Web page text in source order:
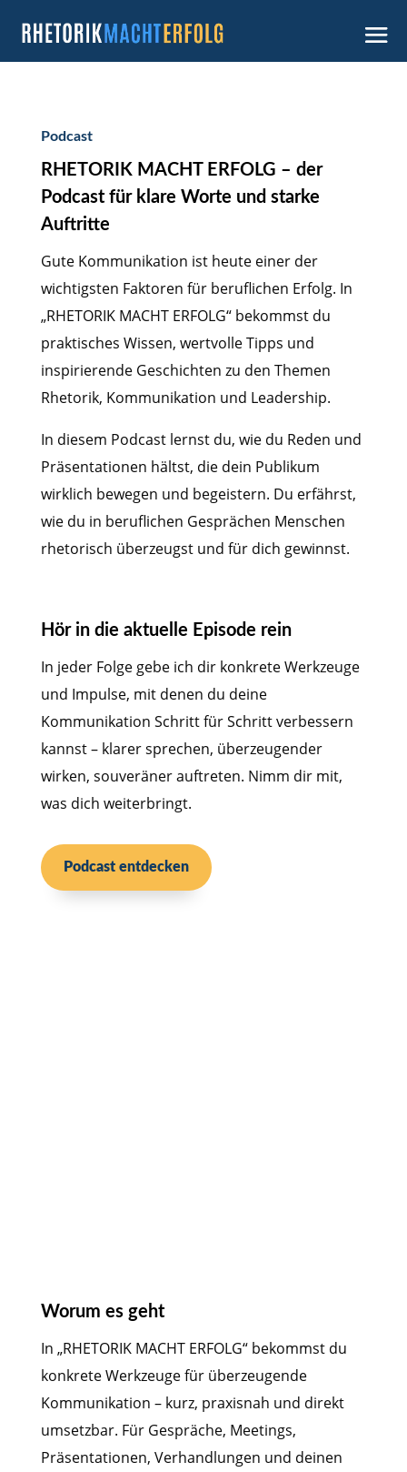
Podcast
RHETORIK MACHT ERFOLG – der
Podcast für klare Worte und starke
Auftritte
Gute Kommunikation ist heute einer der
wichtigsten Faktoren für beruflichen Erfolg. In
„RHETORIK MACHT ERFOLG“ bekommst du
praktisches Wissen, wertvolle Tipps und
inspirierende Geschichten zu den Themen
Rhetorik, Kommunikation und Leadership.
In diesem Podcast lernst du, wie du Reden und
Präsentationen hältst, die dein Publikum
wirklich bewegen und begeistern. Du erfährst,
wie du in beruflichen Gesprächen Menschen
rhetorisch überzeugst und für dich gewinnst.
Hör in die aktuelle Episode rein
In jeder Folge gebe ich dir konkrete Werkzeuge
und Impulse, mit denen du deine
Kommunikation Schritt für Schritt verbessern
kannst – klarer sprechen, überzeugender
wirken, souveräner auftreten. Nimm dir mit,
was dich weiterbringt.
Podcast entdecken
Worum es geht
In „RHETORIK MACHT ERFOLG“ bekommst du
konkrete Werkzeuge für überzeugende
Kommunikation – kurz, praxisnah und direkt
umsetzbar. Für Gespräche, Meetings,
Präsentationen, Verhandlungen und deinen